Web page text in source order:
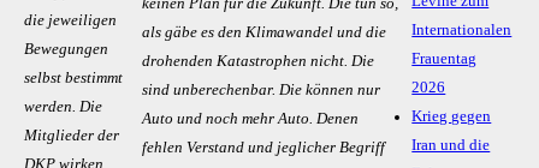
die je­wei­li­gen
Be­we­gun­gen
selbst be­stimmt
wer­den. Die
Mit­glie­der der
DKP wir­ken
keinen Plan für die Zukunft. Die tun so,
als gäbe es den Klimawandel und die
drohenden Katastrophen nicht. Die
sind unberechenbar. Die können nur
Auto und noch mehr Auto. Denen
fehlen Verstand und jeglicher Begriff
Internationalen
Frauentag
2026
Krieg gegen
Iran und die